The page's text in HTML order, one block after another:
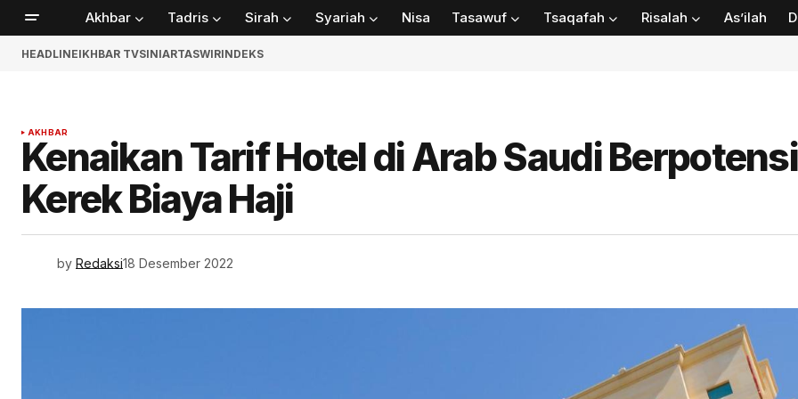
Akhbar Tadris Sirah Syariah Nisa Tasawuf Tsaqafah Risalah As’ilah
HEADLINEIKHBAR TVSINIARTASWIRINDEKS
AKHBAR
Kenaikan Tarif Hotel di Arab Saudi Berpotensi
Kerek Biaya Haji
by Redaksi18 Desember 2022